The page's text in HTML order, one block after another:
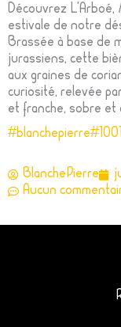
Découvrez L’Arboé,
estivale de notre
Brassée à base de
jurassiens, cette
aux graines de
curiosité, relevée
et franche, sobre et
#blanchepierre
BlanchePierre
Aucun